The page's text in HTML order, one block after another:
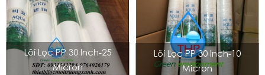
Lõi Lọc PP 30 Inch-25
Micron
Lõi Lọc PP 30 Inch-10
Micron